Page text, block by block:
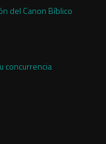
del Canon Bíblico
concurrencia